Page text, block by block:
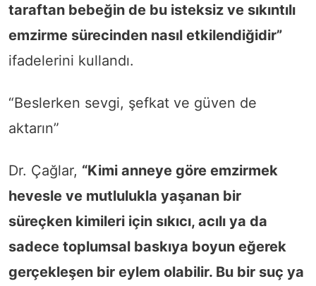
taraftan bebeğin de bu isteksiz ve sıkıntılı
emzirme sürecinden nasıl etkilendiğidir”
ifadelerini kullandı.
“Beslerken sevgi, şefkat ve güven de
aktarın”
Dr. Çağlar, “Kimi anneye göre emzirmek
hevesle ve mutlulukla yaşanan bir
süreçken kimileri için sıkıcı, acılı ya da
sadece toplumsal baskıya boyun eğerek
gerçekleşen bir eylem olabilir. Bu bir suç ya